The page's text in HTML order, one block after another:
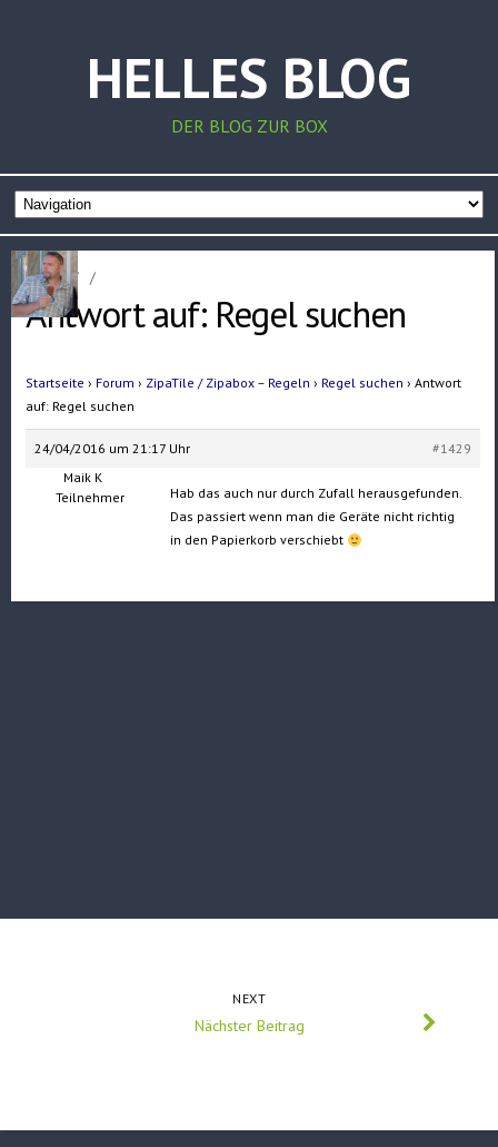
HELLES BLOG
DER BLOG ZUR BOX
Home / /
Antwort auf: Regel suchen
Startseite › Forum › ZipaTile / Zipabox – Regeln › Regel suchen › Antwort
auf: Regel suchen
24/04/2016 um 21:17 Uhr
#1429
Maik K
Teilnehmer
Hab das auch nur durch Zufall herausgefunden.
Das passiert wenn man die Geräte nicht richtig
in den Papierkorb verschiebt
NEXT
Nächster Beitrag